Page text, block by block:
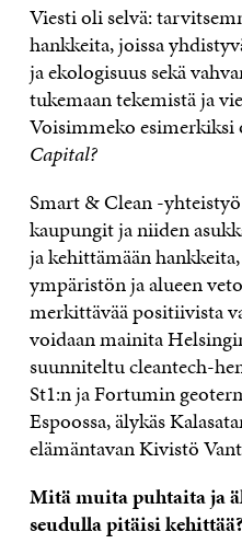
Viesti oli selvä:
hankkeita, joissa
ja ekologisuus sekä
tukemaan tekemistä ja
Voisimmeko esimerkiksi
Capital?
Smart & Clean -
kaupungit ja niiden
ja kehittämään
ympäristön ja alueen
merkittävää positiivista
voidaan mainita
suunniteltu cleantech-
St1:n ja Fortumin
Espoossa, älykäs
elämäntavan Kivistö
Mitä muita puhtaita ja
seudulla pitäisi kehittää?